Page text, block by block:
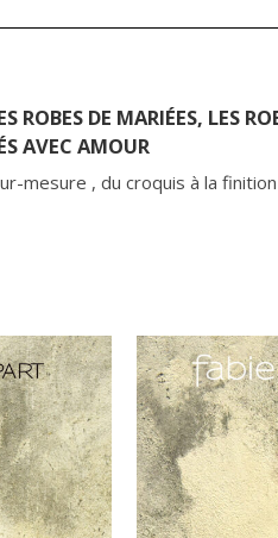
ROBES DE MARIÉES, LES
AVEC AMOUR
mesure , du croquis à la